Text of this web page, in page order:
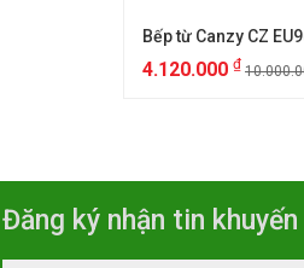
Bếp từ Canzy CZ
4.120.000 ₫
Đăng ký nhận tin